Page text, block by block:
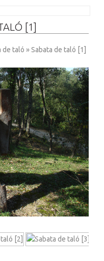
[1]
de taló » Sabata de taló [1]